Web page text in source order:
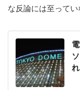
な反論には至ってい